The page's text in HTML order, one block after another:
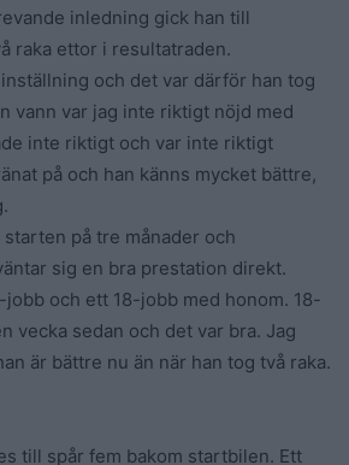
inledning gick han till
raka ettor i resultatraden.
och det var därför han tog
vann var jag inte riktigt nöjd med
inte riktigt och var inte riktigt
på och han känns mycket bättre,
på tre månader och
sig en bra prestation direkt.
och ett 18-jobb med honom. 18-
vecka sedan och det var bra. Jag
är bättre nu än när han tog två raka.
till spår fem bakom startbilen. Ett